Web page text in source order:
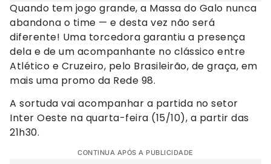
Quando tem jogo grande, a Massa do Galo nunca
abandona o time — e desta vez não será
diferente! Uma torcedora garantiu a presença
dela e de um acompanhante no clássico entre
Atlético e Cruzeiro, pelo Brasileirão, de graça, em
mais uma promo da Rede 98.
A sortuda vai acompanhar a partida no setor
Inter Oeste na quarta-feira (15/10), a partir das
21h30.
CONTINUA APÓS A PUBLICIDADE